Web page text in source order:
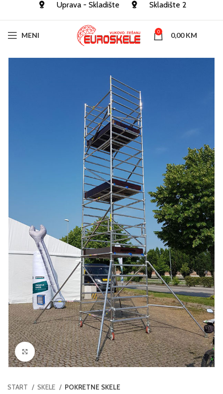
Uprava - Skladište Skladište 2
MENI 0 0,00KM
Click to enlarge
START SKELE POKRETNE SKELE